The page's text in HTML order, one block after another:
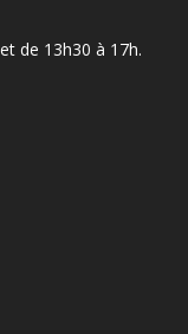
de 13h30 à 17h.